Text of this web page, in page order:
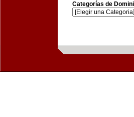
Categorías de